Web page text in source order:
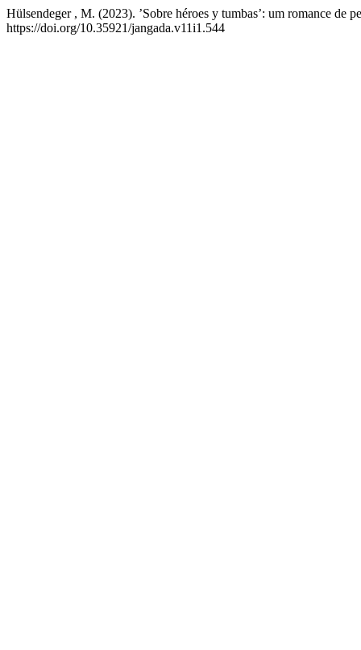
Hülsendeger , M. (2023). ’Sobre héroes y tumbas’: um romance de
https://doi.org/10.35921/jangada.v11i1.544